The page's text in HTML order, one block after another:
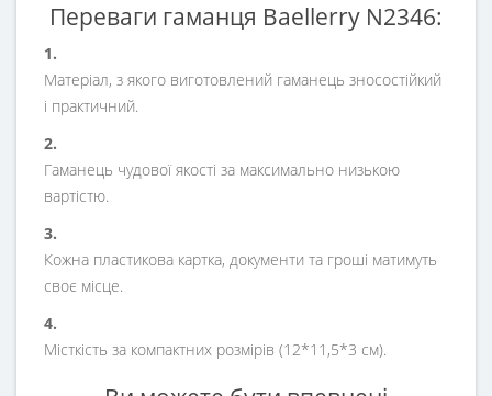
Переваги гаманця Baellerry N2346:
1.
Матеріал, з якого виготовлений гаманець зносостійкий
і практичний.
2.
Гаманець чудової якості за максимально низькою
вартістю.
3.
Кожна пластикова картка, документи та гроші матимуть
своє місце.
4.
Місткість за компактних розмірів (12*11,5*3 см).